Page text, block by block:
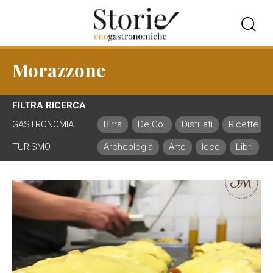
Morazzone
FILTRA RICERCA
GASTRONOMIA
Birra De.Co. Distillati Ricette
TURISMO Archeologia Arte Idee Libri